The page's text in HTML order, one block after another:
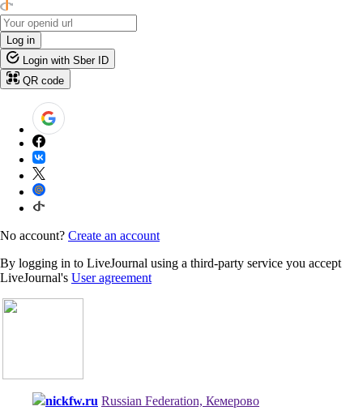
Log in
Login with Sber ID
QR code
No account? Create an account
By logging in to LiveJournal using a third-party service you accept
LiveJournal's User agreement
nickfw.ru Russian Federation, Кемерово